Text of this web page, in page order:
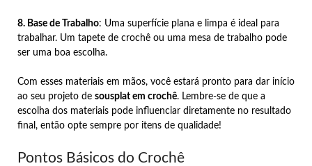
8. Base de Trabalho: Uma superfície plana e limpa é ideal para
trabalhar. Um tapete de crochê ou uma mesa de trabalho pode
ser uma boa escolha.
Com esses materiais em mãos, você estará pronto para dar início
ao seu projeto de sousplat em crochê. Lembre-se de que a
escolha dos materiais pode influenciar diretamente no resultado
final, então opte sempre por itens de qualidade!
Pontos Básicos do Crochê